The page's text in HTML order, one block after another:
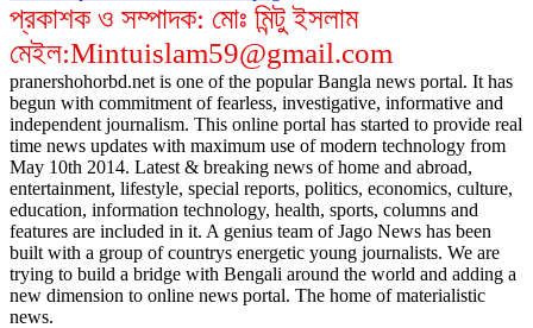
প্রকাশক ও সম্পাদক: মোঃ মিন্টু ইসলাম
মেইল:Mintuislam59@gmail.com
pranershohorbd.net is one of the popular Bangla news portal. It has
begun with commitment of fearless, investigative, informative and
independent journalism. This online portal has started to provide real
time news updates with maximum use of modern technology from
May 10th 2014. Latest & breaking news of home and abroad,
entertainment, lifestyle, special reports, politics, economics, culture,
education, information technology, health, sports, columns and
features are included in it. A genius team of Jago News has been
built with a group of countrys energetic young journalists. We are
trying to build a bridge with Bengali around the world and adding a
new dimension to online news portal. The home of materialistic
news.